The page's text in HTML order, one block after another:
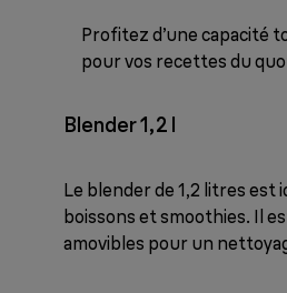
Profitez d’une capacité
pour vos recettes du
Blender 1,2 l
Le blender de 1,2 litres est
boissons et smoothies. Il
amovibles pour un